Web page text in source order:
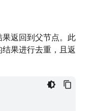
返回到父节点。此
果进行去重，且返